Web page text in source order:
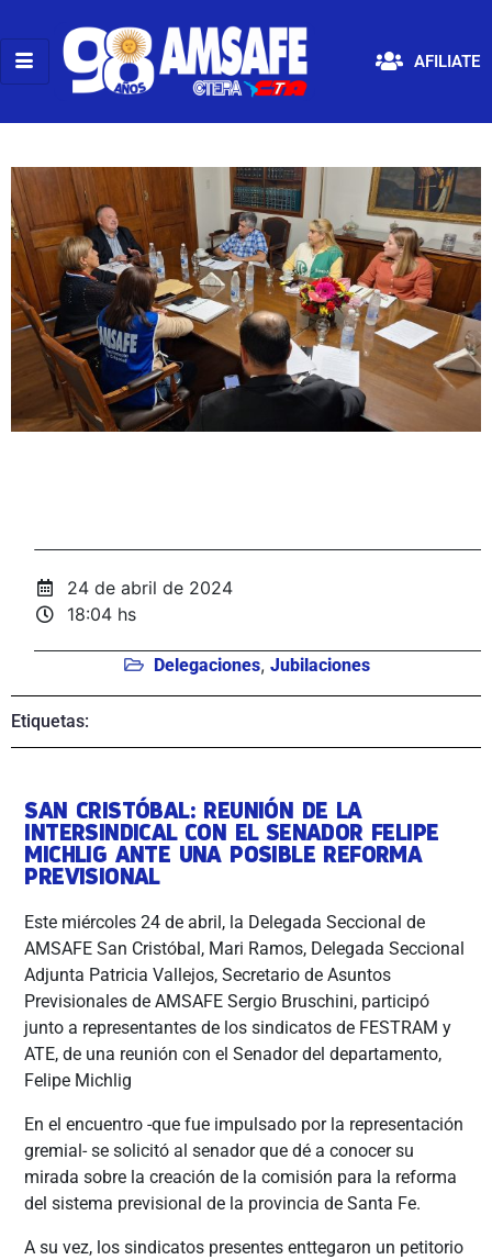
AFILIATE
24 de abril de 2024
18:04 hs
Delegaciones, Jubilaciones
Etiquetas:
SAN CRISTÓBAL: REUNIÓN DE LA
INTERSINDICAL CON EL SENADOR FELIPE
MICHLIG ANTE UNA POSIBLE REFORMA
PREVISIONAL
Este miércoles 24 de abril, la Delegada Seccional de
AMSAFE San Cristóbal, Mari Ramos, Delegada Seccional
Adjunta Patricia Vallejos, Secretario de Asuntos
Previsionales de AMSAFE Sergio Bruschini, participó
junto a representantes de los sindicatos de FESTRAM y
ATE, de una reunión con el Senador del departamento,
Felipe Michlig
En el encuentro -que fue impulsado por la representación
gremial- se solicitó al senador que dé a conocer su
mirada sobre la creación de la comisión para la reforma
del sistema previsional de la provincia de Santa Fe.
A su vez, los sindicatos presentes enttegaron un petitorio